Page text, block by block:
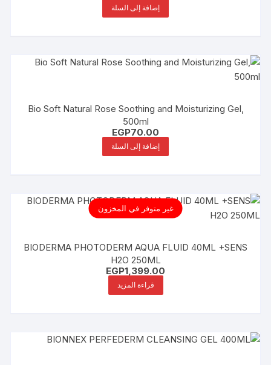
إضافة إلى السلة
Bio Soft Natural Rose Soothing and Moisturizing Gel,
500ml
EGP70.00
إضافة إلى السلة
غير متوفر في المخزون
BIODERMA PHOTODERM AQUA FLUID 40ML +SENS
H2O 250ML
EGP1,399.00
قراءة المزيد